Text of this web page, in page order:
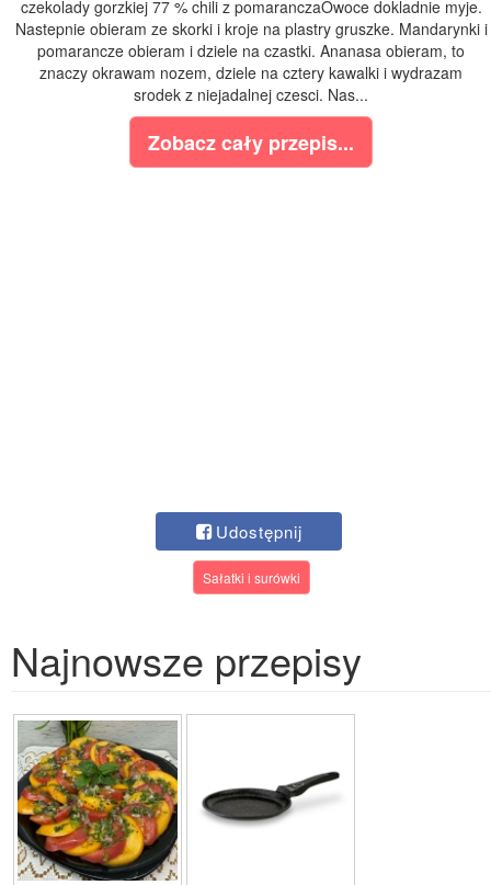
czekolady gorzkiej 77 % chili z pomaranczaOwoce dokladnie myje.
Nastepnie obieram ze skorki i kroje na plastry gruszke. Mandarynki i
pomarancze obieram i dziele na czastki. Ananasa obieram, to
znaczy okrawam nozem, dziele na cztery kawalki i wydrazam
srodek z niejadalnej czesci. Nas...
Zobacz cały przepis...
Udostępnij
Sałatki i surówki
Najnowsze przepisy